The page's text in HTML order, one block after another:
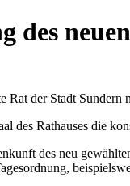
des
der Stadt Sundern
des Rathauses die
des neu